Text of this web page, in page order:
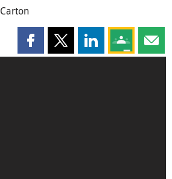
Carton
Partager cette page sur
Partager cette page sur X
Partager cette
Partagez